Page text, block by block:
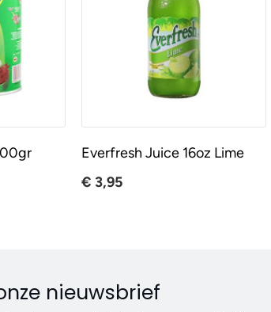
Everfresh Juice 16oz Lime
€ 3,95
nieuwsbrief